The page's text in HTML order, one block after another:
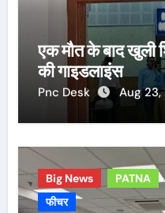
एक मौत के बाद खुली
की गाइडलाइंस
Pnc Desk Aug
Big News PATNA
फीचर